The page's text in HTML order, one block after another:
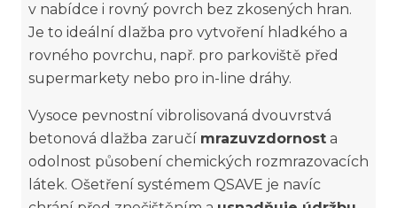
v nabídce i rovný povrch bez zkosených hran.
Je to ideální dlažba pro vytvoření hladkého a
rovného povrchu, např. pro parkoviště před
supermarkety nebo pro in-line dráhy.
Vysoce pevnostní vibrolisovaná dvouvrstvá
betonová dlažba zaručí mrazuvzdornost a
odolnost působení chemických rozmrazovacích
látek. Ošetření systémem QSAVE je navíc